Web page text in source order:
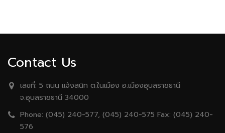
Contact Us
เลขที่: 5 ถนน เเจ้งสนิท ต.ในเมือง อ.เมืองอุบลราชธานี
จ.อุบลราชธานี 34000
Phone: (045) 240-577, (045) 240-575 Fax: (045) 240-
576